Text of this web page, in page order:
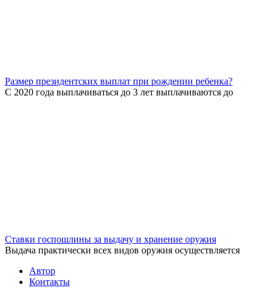
Размер президентских выплат при рождении ребенка?
С 2020 года выплачиваться до 3 лет выплачиваются до
Ставки госпошлины за выдачу и хранение оружия
Выдача практически всех видов оружия осуществляется
Автор
Контакты